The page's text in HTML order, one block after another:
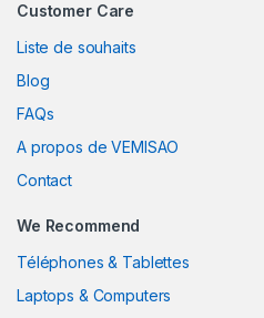
Customer Care
Liste de souhaits
Blog
FAQs
A propos de VEMISAO
Contact
We Recommend
Téléphones & Tablettes
Laptops & Computers